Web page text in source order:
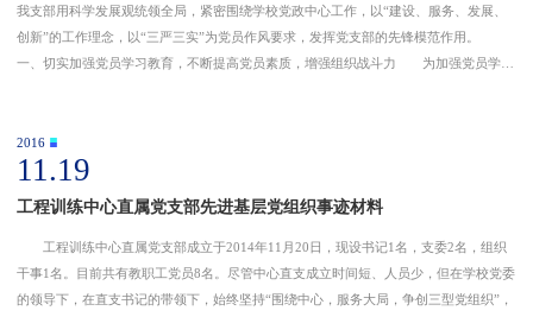
我支部用科学发展观统领全局，紧密围绕学校党政中心工作，以“建设、服务、发展、
创新”的工作理念，以“三严三实”为党员作风要求，发挥党支部的先锋模范作用。
一、切实加强党员学习教育，不断提高党员素质，增强组织战斗力 为加强党员学习
2016
11.19
工程训练中心直属党支部先进基层党组织事迹材料
工程训练中心直属党支部成立于2014年11月20日，现设书记1名，支委2名，组织
干事1名。目前共有教职工党员8名。尽管中心直支成立时间短、人员少，但在学校党委
的领导下，在直支书记的带领下，始终坚持“围绕中心，服务大局，争创三型党组织”，